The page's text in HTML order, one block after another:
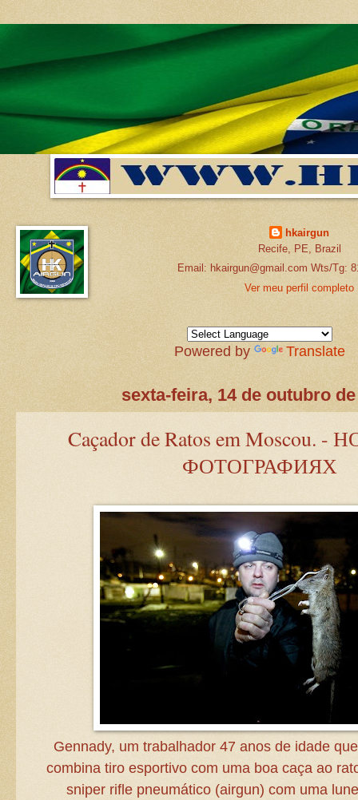
hkairgun
Recife, PE, Brazil
Email: hkairgun@gmail.com Wts/Tg:
Ver meu perfil completo
Powered by Translate
sexta-feira, 14 de outubro de
Caçador de Ratos em Moscou.
ФОТОГРАФИЯХ
Gennady, um trabalhador 47 anos de idade
combina tiro esportivo com uma boa caça ao
sniper rifle pneumático (airgun) com uma